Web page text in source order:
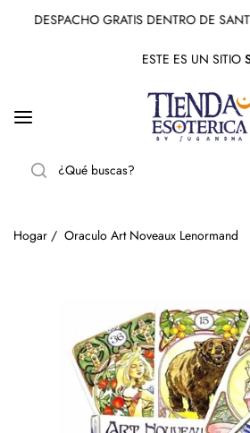
DESPACHO GRATIS DENTRO DE
ESTE ES UN SITIO
Hogar / Oraculo Art Noveaux Lenormand